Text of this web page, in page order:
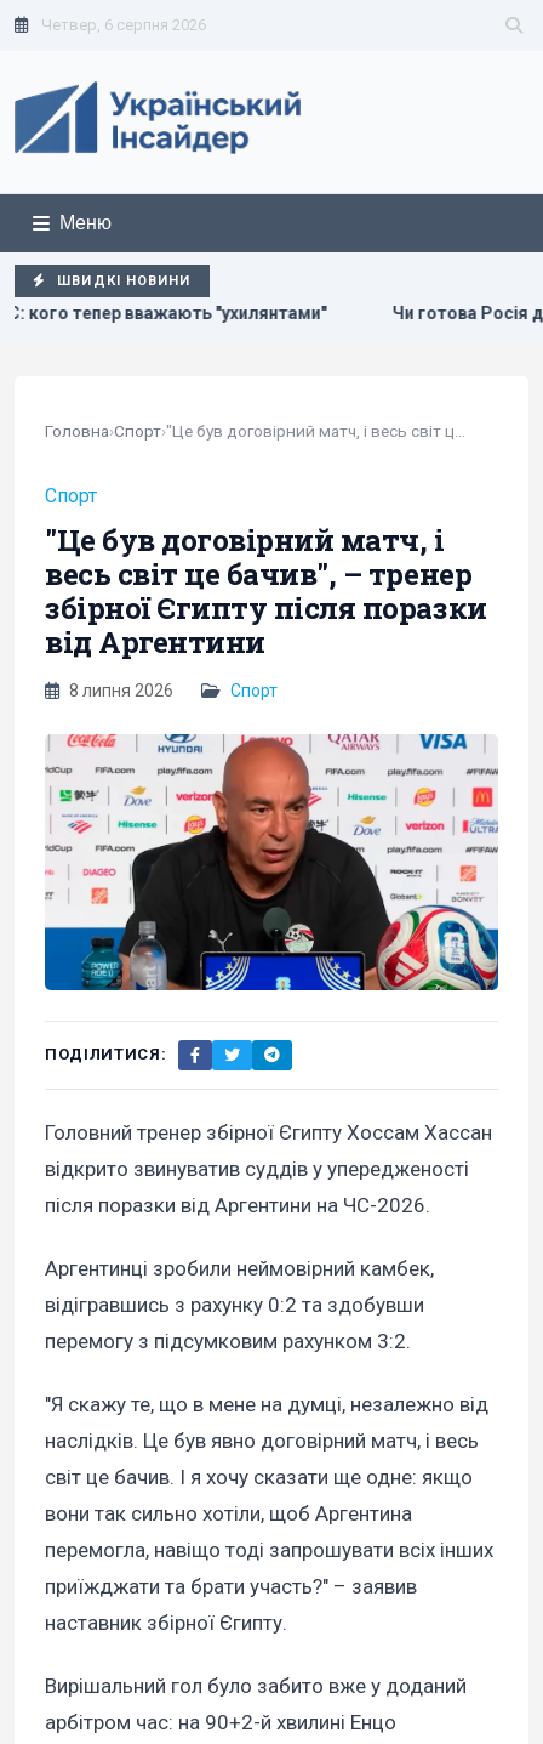
Четвер, 6 серпня 2026
Меню
ШВИДКІ НОВИНИ
Чи готова Росія до українських ударів
Головна›Спорт›
Спорт
"Це був договірний матч, і
весь світ це бачив", – тренер
збірної Єгипту після поразки
від Аргентини
8 липня 2026 Спорт
ПОДІЛИТИСЯ:
Головний тренер збірної Єгипту Хоссам Хассан
відкрито звинуватив суддів у упередженості
після поразки від Аргентини на ЧС-2026.
Аргентинці зробили неймовірний камбек,
відігравшись з рахунку 0:2 та здобувши
перемогу з підсумковим рахунком 3:2.
"Я скажу те, що в мене на думці, незалежно від
наслідків. Це був явно договірний матч, і весь
світ це бачив. І я хочу сказати ще одне: якщо
вони так сильно хотіли, щоб Аргентина
перемогла, навіщо тоді запрошувати всіх інших
приїжджати та брати участь?" – заявив
наставник збірної Єгипту.
Вирішальний гол було забито вже у доданий
арбітром час: на 90+2-й хвилині Енцо